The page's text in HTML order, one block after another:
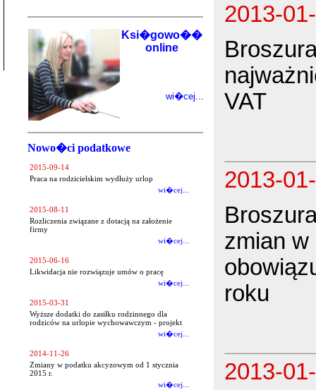
Ksi�gowo��
online
wi�cej...
Nowo�ci podatkowe
2015-09-14
Praca na rodzicielskim wydłuży urlop
wi�cej...
2015-08-11
Rozliczenia związane z dotacją na założenie
firmy
wi�cej...
2015-06-16
Likwidacja nie rozwiązuje umów o pracę
wi�cej...
2015-03-31
Wyższe dodatki do zasiłku rodzinnego dla
rodziców na urlopie wychowawczym - projekt
wi�cej...
2014-11-26
Zmiany w podatku akcyzowym od 1 stycznia
2015 r.
wi�cej...
2013-
VAT
2013-
zmian w
roku
2013-